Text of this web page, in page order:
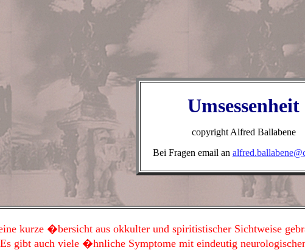
Umsessenheit
copyright Alfred Ballabene
Bei Fragen email an
kurze �bersicht aus okkulter und spiritistischer Sichtweise
gibt auch viele �hnliche Symptome mit eindeutig